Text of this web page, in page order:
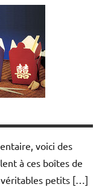
voici des
à ces boîtes de
véritables petits […]